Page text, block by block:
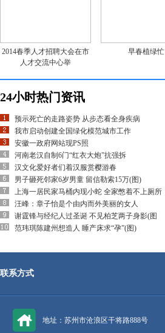
2014春季人才招聘大会在市
人才交流中心举
早春植绿忙
24小时热门资讯
预示死亡的走路姿势 从步态看全身疾病
我市启动创建全国绿化模范城市工作
安徽一政府网站现PS照
河南老汉自制6门“红衣大炮”抗强拆
汉文化爱好者们着汉服赏樱游春
男子砸死邻家6岁男童 留信勒索15万(图)
上海一居民家马桶内现小蛇 全家憋着不上厕所
汪峰：章子怡是个由内而外美丽的女人
谢霆锋与经纪人过圣诞 不见柏芝两子身影(图
范玮琪陈建州想造人 睡产床求“孕”(图)
联系方式
地址：苏州市沧浪区干将路888号